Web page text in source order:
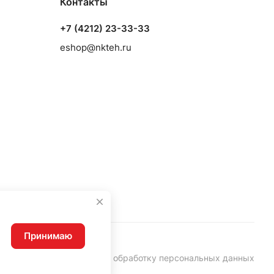
+7 (4212) 23-33-33
eshop@nkteh.ru
Согласие на обработку персональных данных
Принимаю